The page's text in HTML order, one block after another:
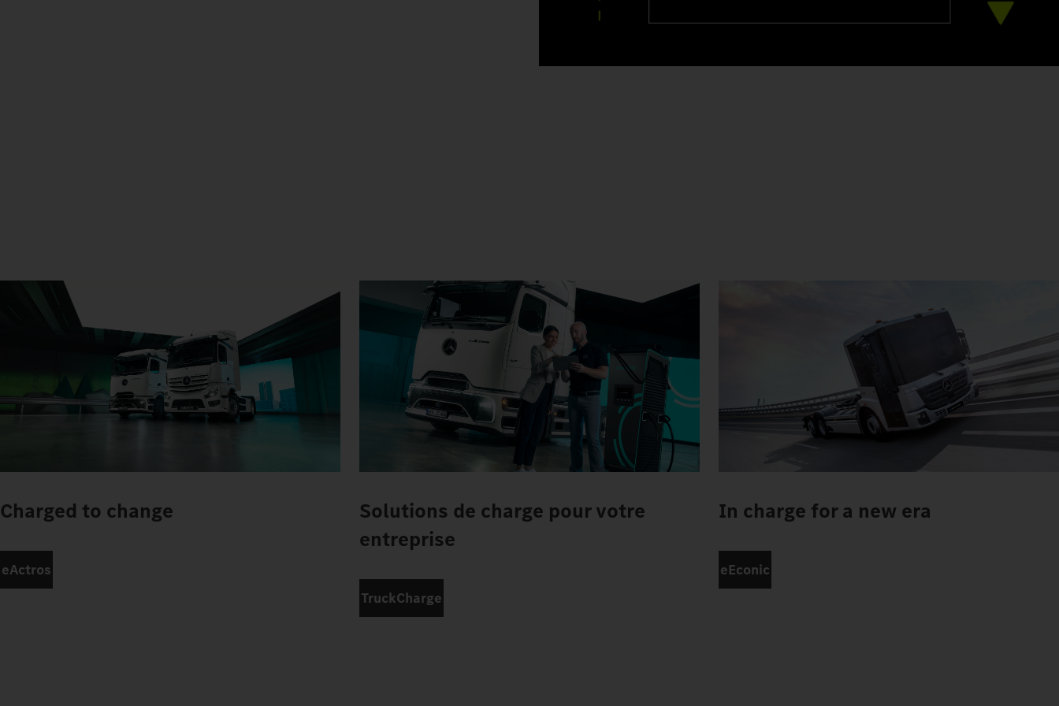
Charged to change
eActros
Solutions de charge pour votre
entreprise
TruckCharge
In charge for a new era
eEconic